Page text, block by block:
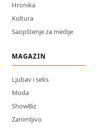
Hronika
Kultura
Saopštenje za medije
MAGAZIN
Ljubav i seks
Moda
ShowBiz
Zanimljivo